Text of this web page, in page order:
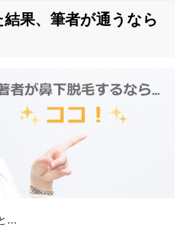
果、筆者が通うなら
…